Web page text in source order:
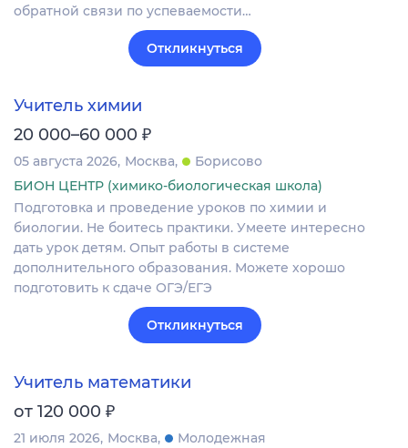
обратной связи по успеваемости…
Откликнуться
Учитель химии
20 000–60 000 ₽
05 августа 2026 Москва
Борисово
БИОН ЦЕНТР (химико-биологическая школа)
Подготовка и проведение уроков по химии и
биологии. Не боитесь практики. Умеете интересно
дать урок детям. Опыт работы в системе
дополнительного образования. Можете хорошо
подготовить к сдаче ОГЭ/ЕГЭ
Откликнуться
Учитель математики
от 120 000 ₽
21 июля 2026 Москва
Молодежная